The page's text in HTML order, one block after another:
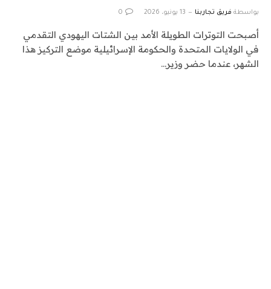
بواسطة فريق تجاربنا 13 يونيو، 2026 0
أصبحت التوترات الطويلة الأمد بين الشتات اليهودي التقدمي
في الولايات المتحدة والحكومة الإسرائيلية موضع التركيز هذا
الشهر، عندما حضر وزير…